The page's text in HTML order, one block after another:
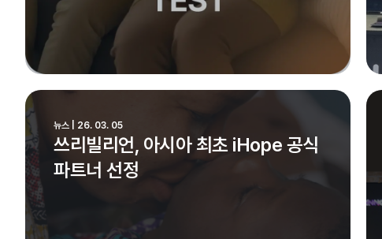
쓰리빌리언, 아시아 최초 iHope 공식
파트너 선정
뉴스 | 26. 03. 05